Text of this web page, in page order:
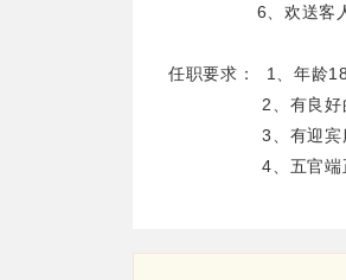
6、欢送客人： 在
任职要求： 1、年龄
2、有良好的沟
3、有迎宾服务
4、五官端正，